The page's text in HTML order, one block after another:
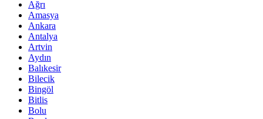
Ağrı
Amasya
Ankara
Antalya
Artvin
Aydın
Balıkesir
Bilecik
Bingöl
Bitlis
Bolu